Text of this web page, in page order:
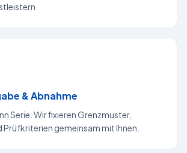
& Abnahme
Serie. Wir fixieren Grenzmuster,
Prüfkriterien gemeinsam mit Ihnen.